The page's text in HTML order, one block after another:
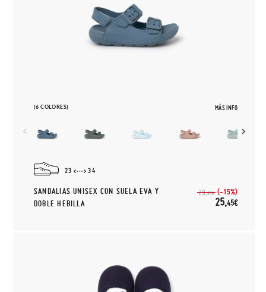
(6 COLORES) MÁS INFO
23 34
SANDALIAS UNISEX CON SUELA EVA Y
DOBLE HEBILLA
29,95€ (-15%)
25,45€